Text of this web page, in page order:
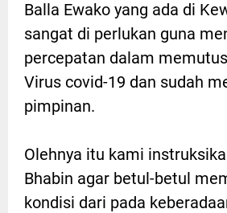
Balla Ewako yang ada di
sangat di perlukan guna
percepatan dalam
Virus covid-19 dan sudah
pimpinan.
Olehnya itu kami
Bhabin agar betul-betul
kondisi dari pada